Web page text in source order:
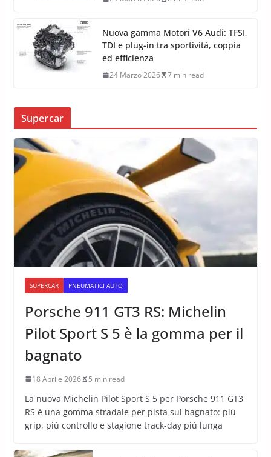
Nuova gamma Motori V6 Audi: TFSI,
TDI e plug-in tra sportività, coppia
ed efficienza
24 Marzo 2026 7 min read
Supercar
SUPERCAR PNEUMATICI AUTO
Porsche 911 GT3 RS: Michelin
Pilot Sport S 5 è la gomma per il
bagnato
18 Aprile 2026 5 min read
La nuova Michelin Pilot Sport S 5 per Porsche 911 GT3
RS è una gomma stradale per pista sul bagnato: più
grip, più controllo e stagione track-day più lunga